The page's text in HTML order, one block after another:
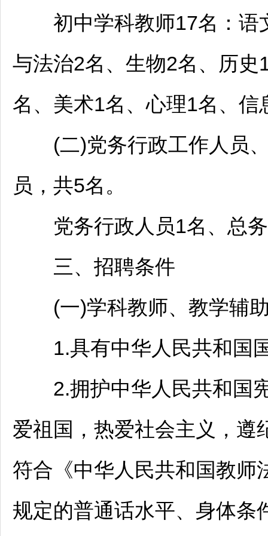
初中学科教师17名：语
与法治2名、生物2名、历
名、美术1名、心理1名、
(二)党务行政工作人员、
员，共5名。
党务行政人员1名、总务
三、 招聘条件
(一)学科教师、教学辅
1.具有中华人民共和国
2.拥护中华人民共和国宪
爱祖国，热爱社会主义，遵
符合《中华人民共和国教师
规定的普通话水平、身体条